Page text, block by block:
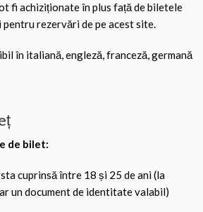
fi achiziționate în plus față de biletele
rezervări de pe acest site.
în italiană, engleză, franceză, germană
de bilet:
cuprinsă între 18 și 25 de ani (la
un document de identitate valabil)